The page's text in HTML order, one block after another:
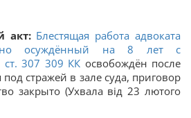
акт: Блестящая работа адвоката
осуждённый на 8 лет с
307 309 КК освобождён после
стражей в зале суда, приговор
закрыто (Ухвала від 23 лютого